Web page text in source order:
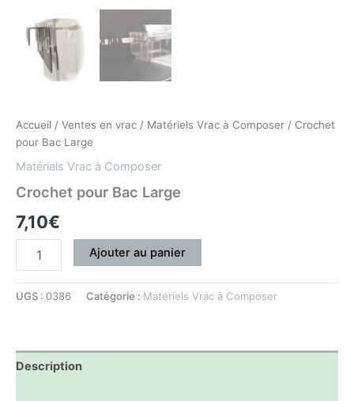
Accueil / Ventes en vrac / Matériels Vrac à Composer / Crochet
pour Bac Large
Matériels Vrac à Composer
Crochet pour Bac Large
7,10€
Ajouter au panier
UGS : 0386 Catégorie : Matériels Vrac à Composer
Description